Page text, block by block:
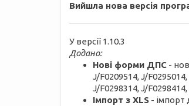
Вийшла нова версія
У версії 1.10.3
Додано:
Нові форми ДПС -
J/F0209514, J/
J/F0298314, J/
Імпорт з XLS - імпорт